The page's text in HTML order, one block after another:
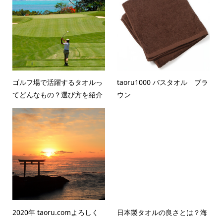
ゴルフ場で活躍するタオルっ
てどんなもの？選び方を紹介
taoru1000 バスタオル ブラ
ウン
2020年 taoru.comよろしく
日本製タオルの良さとは？海